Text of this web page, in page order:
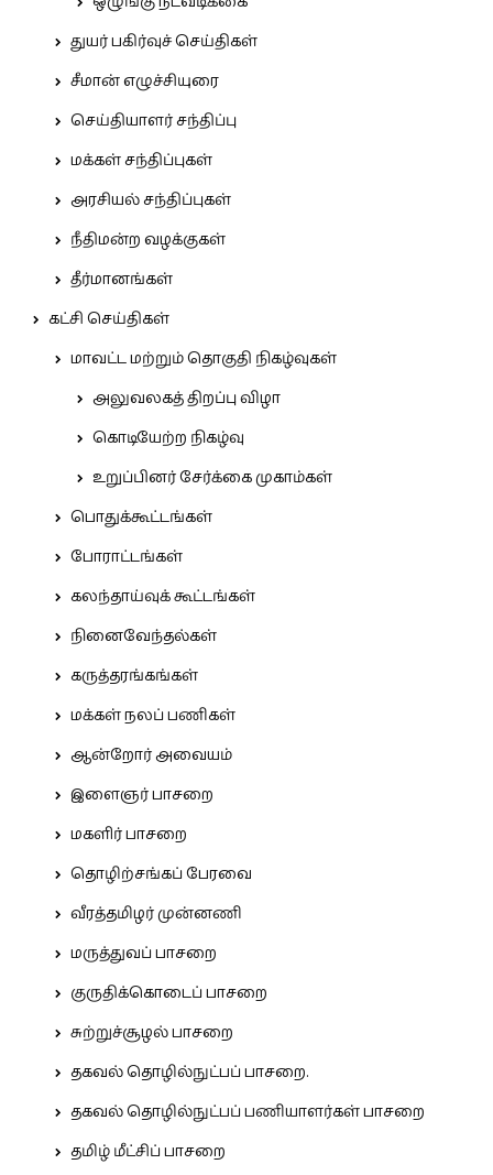
துயர் பகிர்வுச் செய்திகள்
சீமான் எழுச்சியுரை
செய்தியாளர் சந்திப்பு
மக்கள் சந்திப்புகள்
அரசியல் சந்திப்புகள்
நீதிமன்ற வழக்குகள்
தீர்மானங்கள்
கட்சி செய்திகள்
மாவட்ட மற்றும் தொகுதி நிகழ்வுகள்
அலுவலகத் திறப்பு விழா
கொடியேற்ற நிகழ்வு
உறுப்பினர் சேர்க்கை முகாம்கள்
பொதுக்கூட்டங்கள்
போராட்டங்கள்
கலந்தாய்வுக் கூட்டங்கள்
நினைவேந்தல்கள்
கருத்தரங்கங்கள்
மக்கள் நலப் பணிகள்
ஆன்றோர் அவையம்
இளைஞர் பாசறை
மகளிர் பாசறை
தொழிற்சங்கப் பேரவை
வீரத்தமிழர் முன்னணி
மருத்துவப் பாசறை
குருதிக்கொடைப் பாசறை
சுற்றுச்சூழல் பாசறை
தகவல் தொழில்நுட்பப் பாசறை.
தகவல் தொழில்நுட்பப் பணியாளர்கள் பாசறை
தமிழ் மீட்சிப் பாசறை